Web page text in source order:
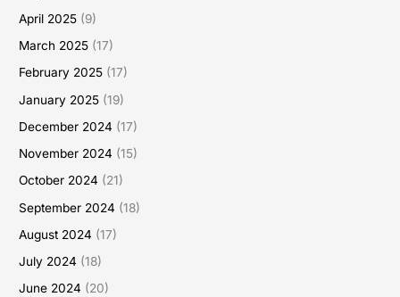
April 2025 (9)
March 2025 (17)
February 2025 (17)
January 2025 (19)
December 2024 (17)
November 2024 (15)
October 2024 (21)
September 2024 (18)
August 2024 (17)
July 2024 (18)
June 2024 (20)